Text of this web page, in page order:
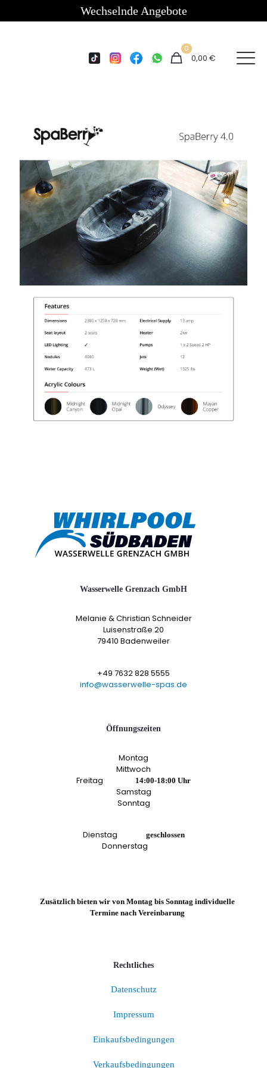
Wechselnde Angebote
0
0,00 €
Wasserwelle Grenzach GmbH
Melanie & Christian Schneider
Luisenstraße 20
79410 Badenweiler
+49 7632 828 5555
info@wasserwelle-spas.de
Öffnungszeiten
Montag
Mittwoch
Freitag
14:00-18:00 Uhr
Samstag
Sonntag
Dienstag geschlossen
Donnerstag
Zusätzlich bieten wir von Montag bis Sonntag individuelle
Termine nach Vereinbarung
Rechtliches
Datenschutz
Impressum
Einkaufsbedingungen
Verkaufsbedingungen